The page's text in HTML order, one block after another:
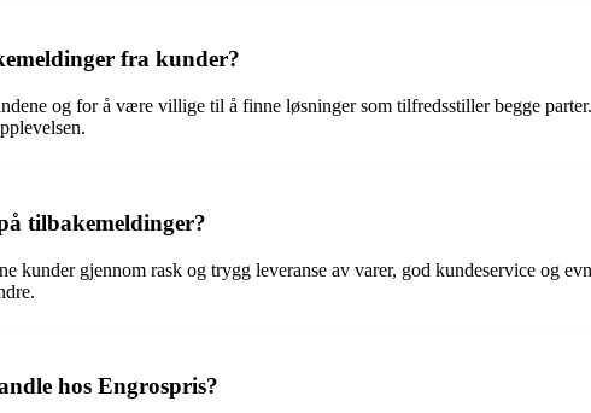
fra kunder?
og for å være villige til å finne løsninger som tilfredsstiller begge
tilbakemeldinger?
gjennom rask og trygg leveranse av varer, god kundeservice og
hos Engrospris?